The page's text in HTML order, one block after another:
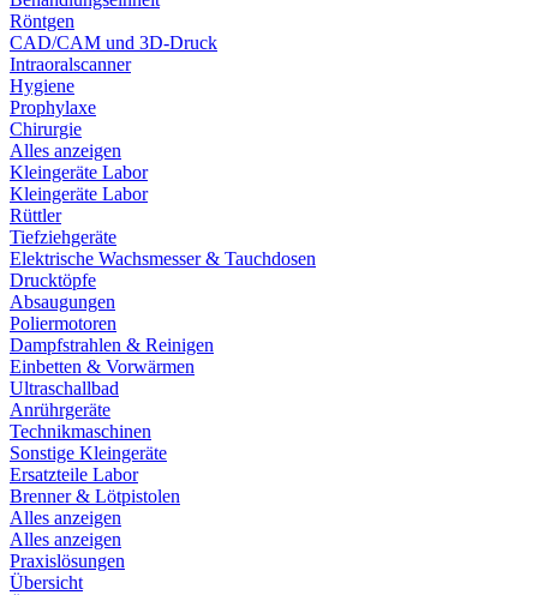
Röntgen
CAD/CAM und 3D-Druck
Intraoralscanner
Hygiene
Prophylaxe
Chirurgie
Alles anzeigen
Kleingeräte Labor
Kleingeräte Labor
Rüttler
Tiefziehgeräte
Elektrische Wachsmesser & Tauchdosen
Drucktöpfe
Absaugungen
Poliermotoren
Dampfstrahlen & Reinigen
Einbetten & Vorwärmen
Ultraschallbad
Anrührgeräte
Technikmaschinen
Sonstige Kleingeräte
Ersatzteile Labor
Brenner & Lötpistolen
Alles anzeigen
Alles anzeigen
Praxislösungen
Übersicht